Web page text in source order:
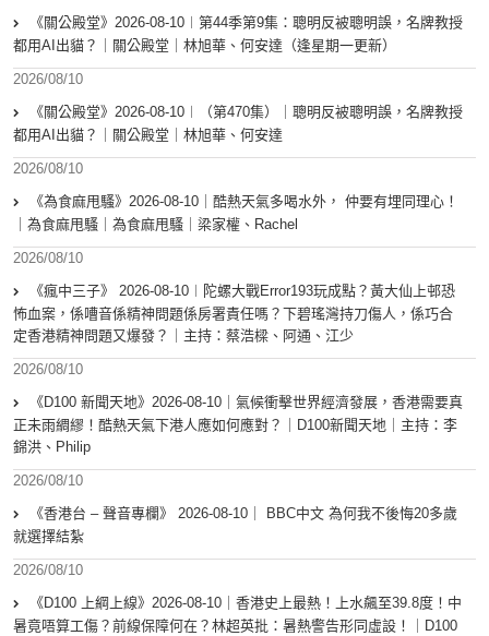
《關公殿堂》2026-08-10︱第44季第9集：聰明反被聰明誤，名牌教授
都用AI出貓？｜關公殿堂｜林旭華、何安達（逢星期一更新）
2026/08/10
《關公殿堂》2026-08-10︱（第470集）｜聰明反被聰明誤，名牌教授
都用AI出貓？｜關公殿堂｜林旭華、何安達
2026/08/10
《為食麻甩騷》2026-08-10｜酷熱天氣多喝水外， 仲要有埋同理心！
｜為食麻甩騷｜為食麻甩騷｜梁家權、Rachel
2026/08/10
《瘋中三子》 2026-08-10︱陀螺大戰Error193玩成點？黃大仙上邨恐
怖血案，係嘈音係精神問題係房署責任嗎？下碧瑤灣持刀傷人，係巧合
定香港精神問題又爆發？｜主持：蔡浩樑、阿通、江少
2026/08/10
《D100 新聞天地》2026-08-10｜氣候衝擊世界經濟發展，香港需要真
正未雨綢繆！酷熱天氣下港人應如何應對？｜D100新聞天地｜主持：李
錦洪、Philip
2026/08/10
《香港台 – 聲音專欄》 2026-08-10｜ BBC中文 為何我不後悔20多歲
就選擇結紮
2026/08/10
《D100 上綱上線》2026-08-10｜香港史上最熱！上水飆至39.8度！中
暑竟唔算工傷？前線保障何在？林超英批：暑熱警告形同虛設！｜D100